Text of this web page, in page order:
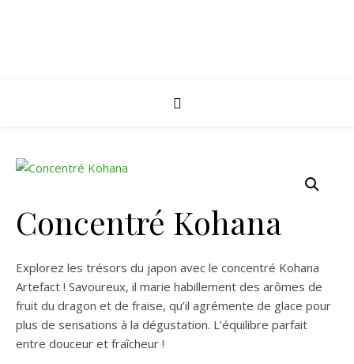
Concentré Kohana
Explorez les trésors du japon avec le concentré Kohana
Artefact ! Savoureux, il marie habillement des arômes de
fruit du dragon et de fraise, qu’il agrémente de glace pour
plus de sensations à la dégustation. L’équilibre parfait
entre douceur et fraîcheur !